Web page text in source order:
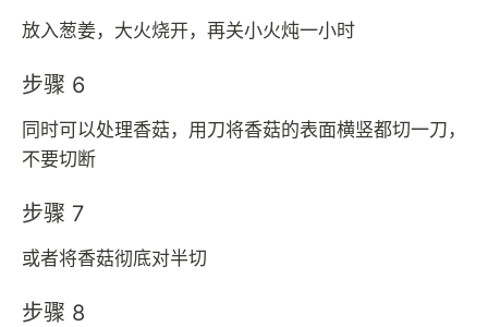
放入葱姜，大火烧开，再关小火炖一小时
步骤 6
同时可以处理香菇，用刀将香菇的表面横竖都切一刀，
不要切断
步骤 7
或者将香菇彻底对半切
步骤 8